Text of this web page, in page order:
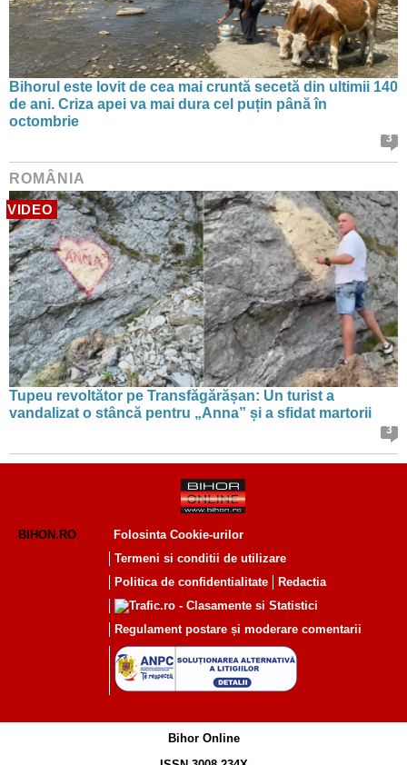
Bihorul este lovit de cea mai cruntă secetă din ultimii 140
de ani. Criza apei va mai dura cel puțin până în
octombrie
3
ROMÂNIA
VIDEO
Tupeu revoltător pe Transfăgărășan: Un turist a
vandalizat o stâncă pentru „Anna” și a sfidat martorii
3
BIHON.RO
Folosinta Cookie-urilor
Termeni si conditii de utilizare
Politica de confidentialitate
Redactia
Regulament postare și moderare comentarii
Bihor Online